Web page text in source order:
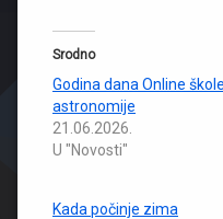
Srodno
Godina dana Online škole
astronomije
21.06.2026.
U "Novosti"
Kada počinje zima